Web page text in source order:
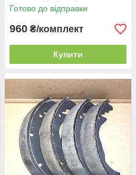
Готово до відправки
960 ₴/комплект
Купити